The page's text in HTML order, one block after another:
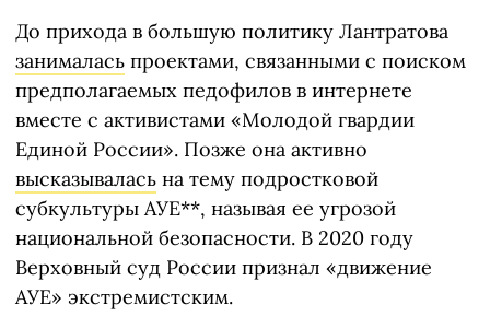
До прихода в большую политику Лантратова
занималась проектами, связанными с поиском
предполагаемых педофилов в интернете
вместе с активистами «Молодой гвардии
Единой России». Позже она активно
высказывалась на тему подростковой
субкультуры АУЕ**, называя ее угрозой
национальной безопасности. В 2020 году
Верховный суд России признал «движение
АУЕ» экстремистским.